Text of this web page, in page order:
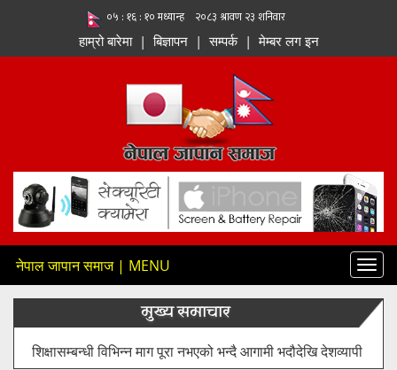
हाम्रो बारेमा | बिज्ञापन | सम्पर्क | मेम्बर लग इन
नेपाल जापान समाज | MENU
मुख्य समाचार
शिक्षासम्बन्धी विभिन्न माग पूरा नभएको भन्दै आगामी भदौदेखि देशव्यापी